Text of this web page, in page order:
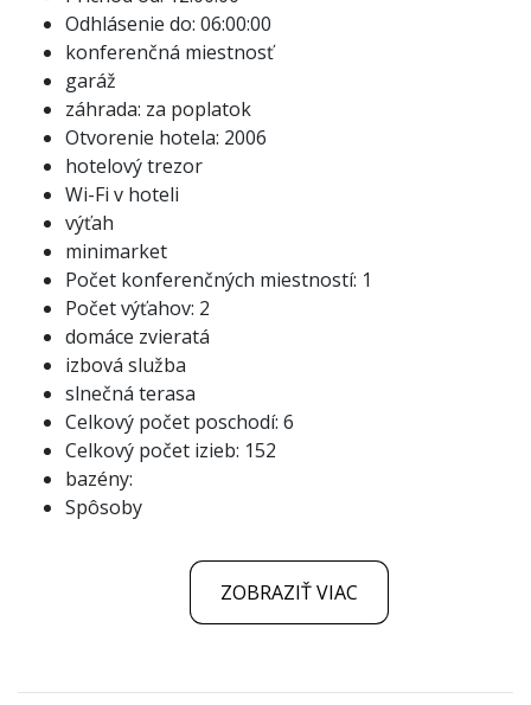
Odhlásenie do: 06:00:00
konferenčná miestnosť
garáž
záhrada: za poplatok
Otvorenie hotela: 2006
hotelový trezor
Wi-Fi v hoteli
výťah
minimarket
Počet konferenčných miestností: 1
Počet výťahov: 2
domáce zvieratá
izbová služba
slnečná terasa
Celkový počet poschodí: 6
Celkový počet izieb: 152
bazény:
Spôsoby
ZOBRAZIŤ VIAC